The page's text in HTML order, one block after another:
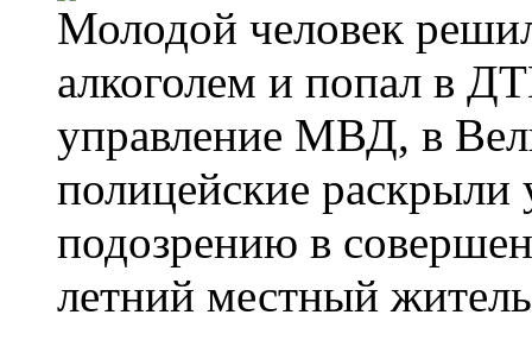
Молодой человек
алкоголем и попал в
управление МВД, в
полицейские
подозрению в
летний местный